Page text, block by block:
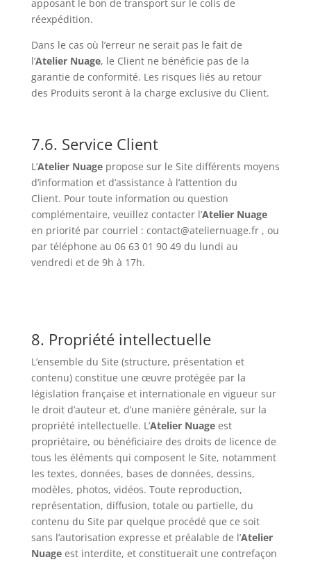
apposant le bon de transport sur le colis de
réexpédition.
Dans le cas où l’erreur ne serait pas le fait de
l’Atelier Nuage, le Client ne bénéficie pas de la
garantie de conformité. Les risques liés au retour
des Produits seront à la charge exclusive du Client.
7.6. Service Client
L’Atelier Nuage propose sur le Site différents moyens
d’information et d’assistance à l’attention du
Client. Pour toute information ou question
complémentaire, veuillez contacter l’Atelier Nuage
en priorité par courriel : contact@ateliernuage.fr, ou
par téléphone au 06 63 01 90 49 du lundi au
vendredi et de 9h à 17h.
8. Propriété intellectuelle
L’ensemble du Site (structure, présentation et
contenu) constitue une œuvre protégée par la
législation française et internationale en vigueur sur
le droit d’auteur et, d’une manière générale, sur la
propriété intellectuelle. L’Atelier Nuageest
propriétaire, ou bénéficiaire des droits de licence de
tous les éléments qui composent le Site, notamment
les textes, données, bases de données, dessins,
modèles, photos, vidéos. Toute reproduction,
représentation, diffusion, totale ou partielle, du
contenu du Site par quelque procédé que ce soit
sans l’autorisation expresse et préalable de l’Atelier
Nuageest interdite, et constituerait une contrefaçon